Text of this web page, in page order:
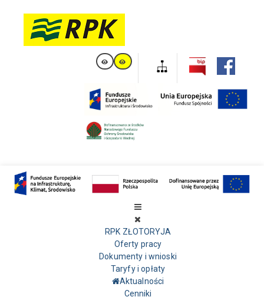
RPK ZŁOTORYJA
Oferty pracy
Dokumenty i wnioski
Taryfy i opłaty
Aktualności
Cenniki